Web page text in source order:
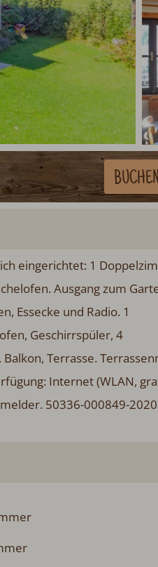
eingerichtet: 1
Ausgang zum
Essecke und Radio. 1
Geschirrspüler, 4
Terrasse.
Internet (WLAN,
50336-000849-2020